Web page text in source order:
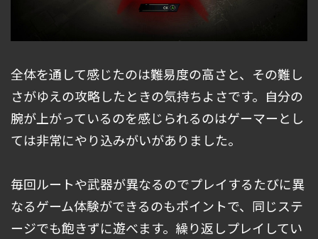
全体を通して感じたのは難易度の高さと、その難し
さがゆえの攻略したときの気持ちよさです。自分の
腕が上がっているのを感じられるのはゲーマーとし
ては非常にやり込みがいがありました。
毎回ルートや武器が異なるのでプレイするたびに異
なるゲーム体験ができるのもポイントで、同じステ
ージでも飽きずに遊べます。繰り返しプレイしてい